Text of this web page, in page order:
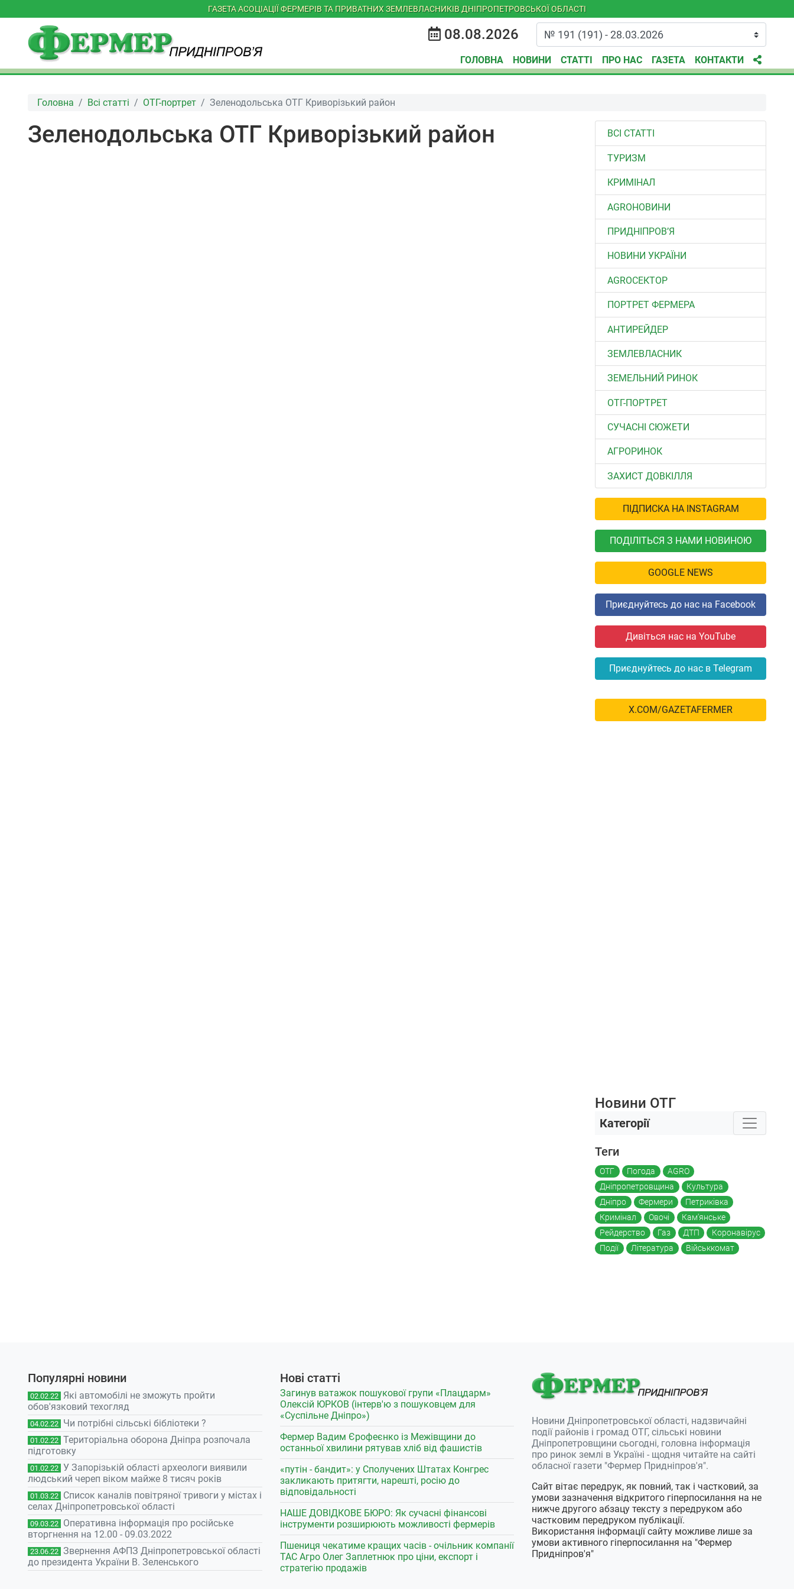
ГАЗЕТА АСОЦІАЦІЇ ФЕРМЕРІВ ТА ПРИВАТНИХ ЗЕМЛЕВЛАСНИКІВ ДНІПРОПЕТРОВСЬКОЇ ОБЛАСТІ
08.08.2026
ГОЛОВНА НОВИНИ СТАТТІ ПРО НАС ГАЗЕТА КОНТАКТИ
Головна Всі статті ОТГ-портрет Зеленодольська ОТГ Криворізький район
Зеленодольська ОТГ Криворізький район ВСІ СТАТТІ
ТУРИЗМ
КРИМІНАЛ
AGROНОВИНИ
ПРИДНІПРОВ’Я
НОВИНИ УКРАЇНИ
АGROСЕКТОР
ПОРТРЕТ ФЕРМЕРА
АНТИРЕЙДЕР
ЗЕМЛЕВЛАСНИК
ЗЕМЕЛЬНИЙ РИНОК
ОТГ-ПОРТРЕТ
СУЧАСНІ СЮЖЕТИ
АГРОРИНОК
ЗАХИСТ ДОВКІЛЛЯ
ПІДПИСКА НА INSTAGRAM
ПОДІЛІТЬСЯ З НАМИ НОВИНОЮ
GOOGLE NEWS
Приєднуйтесь до нас на Facebook
Дивіться нас на YouTube
Приєднуйтесь до нас в Telegram
X.COM/GAZETAFERMER
Новини ОТГ
Категорії
Теги
ОТГ Погода
AGRO
Дніпропетровщина
Культура
Дніпро
Фермери
Петриківка
Кримінал
Овочі
Кам'янське
Рейдерство
Газ ДТП
Коронавірус
Події
Література Військкомат
Популярні новини
02.02.22 Які автомобілі не зможуть пройти
обов'язковий техогляд
04.02.22 Чи потрібні сільські бібліотеки ?
01.02.22 Територіальна оборона Дніпра розпочала
підготовку
01.02.22 У Запорізькій області археологи виявили
людський череп віком майже 8 тисяч років
01.03.22 Список каналів повітряної тривоги у містах і
селах Дніпропетровської області
09.03.22 Оперативна інформація про російське
вторгнення на 12.00 - 09.03.2022
23.06.22 Звернення АФПЗ Дніпропетровської області
до президента України В. Зеленського
Нові статті
Загинув ватажок пошукової групи «Плацдарм»
Олексій ЮРКОВ (інтерв'ю з пошуковцем для
«Суспільне Дніпро»)
Фермер Вадим Єрофеєнко із Межівщини до
останньої хвилини рятував хліб від фашистів
«путін - бандит»: у Сполучених Штатах Конгрес
закликають притягти, нарешті, росію до
відповідальності
НАШЕ ДОВІДКОВЕ БЮРО: Як сучасні фінансові
інструменти розширюють можливості фермерів
Пшениця чекатиме кращих часів - очільник компанії
ТАС Агро Олег Заплетнюк про ціни, експорт і
стратегію продажів
Новини Дніпропетровської області, надзвичайні
події районів і громад ОТГ, сільські новини
Дніпропетровщини сьогодні, головна інформація
про ринок землі в Україні - щодня читайте на сайті
обласної газети "Фермер Придніпров'я".
Сайт вітає передрук, як повний, так і частковий, за
умови зазначення відкритого гіперпосилання на не
нижче другого абзацу тексту з передруком або
частковим передруком публікації.
Використання інформації сайту можливе лише за
умови активного гіперпосилання на "Фермер
Придніпров'я"